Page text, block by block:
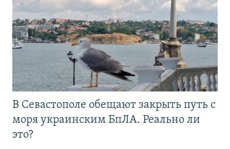
В Севастополе обещают закрыть путь с
моря украинским БпЛА. Реально ли
это?